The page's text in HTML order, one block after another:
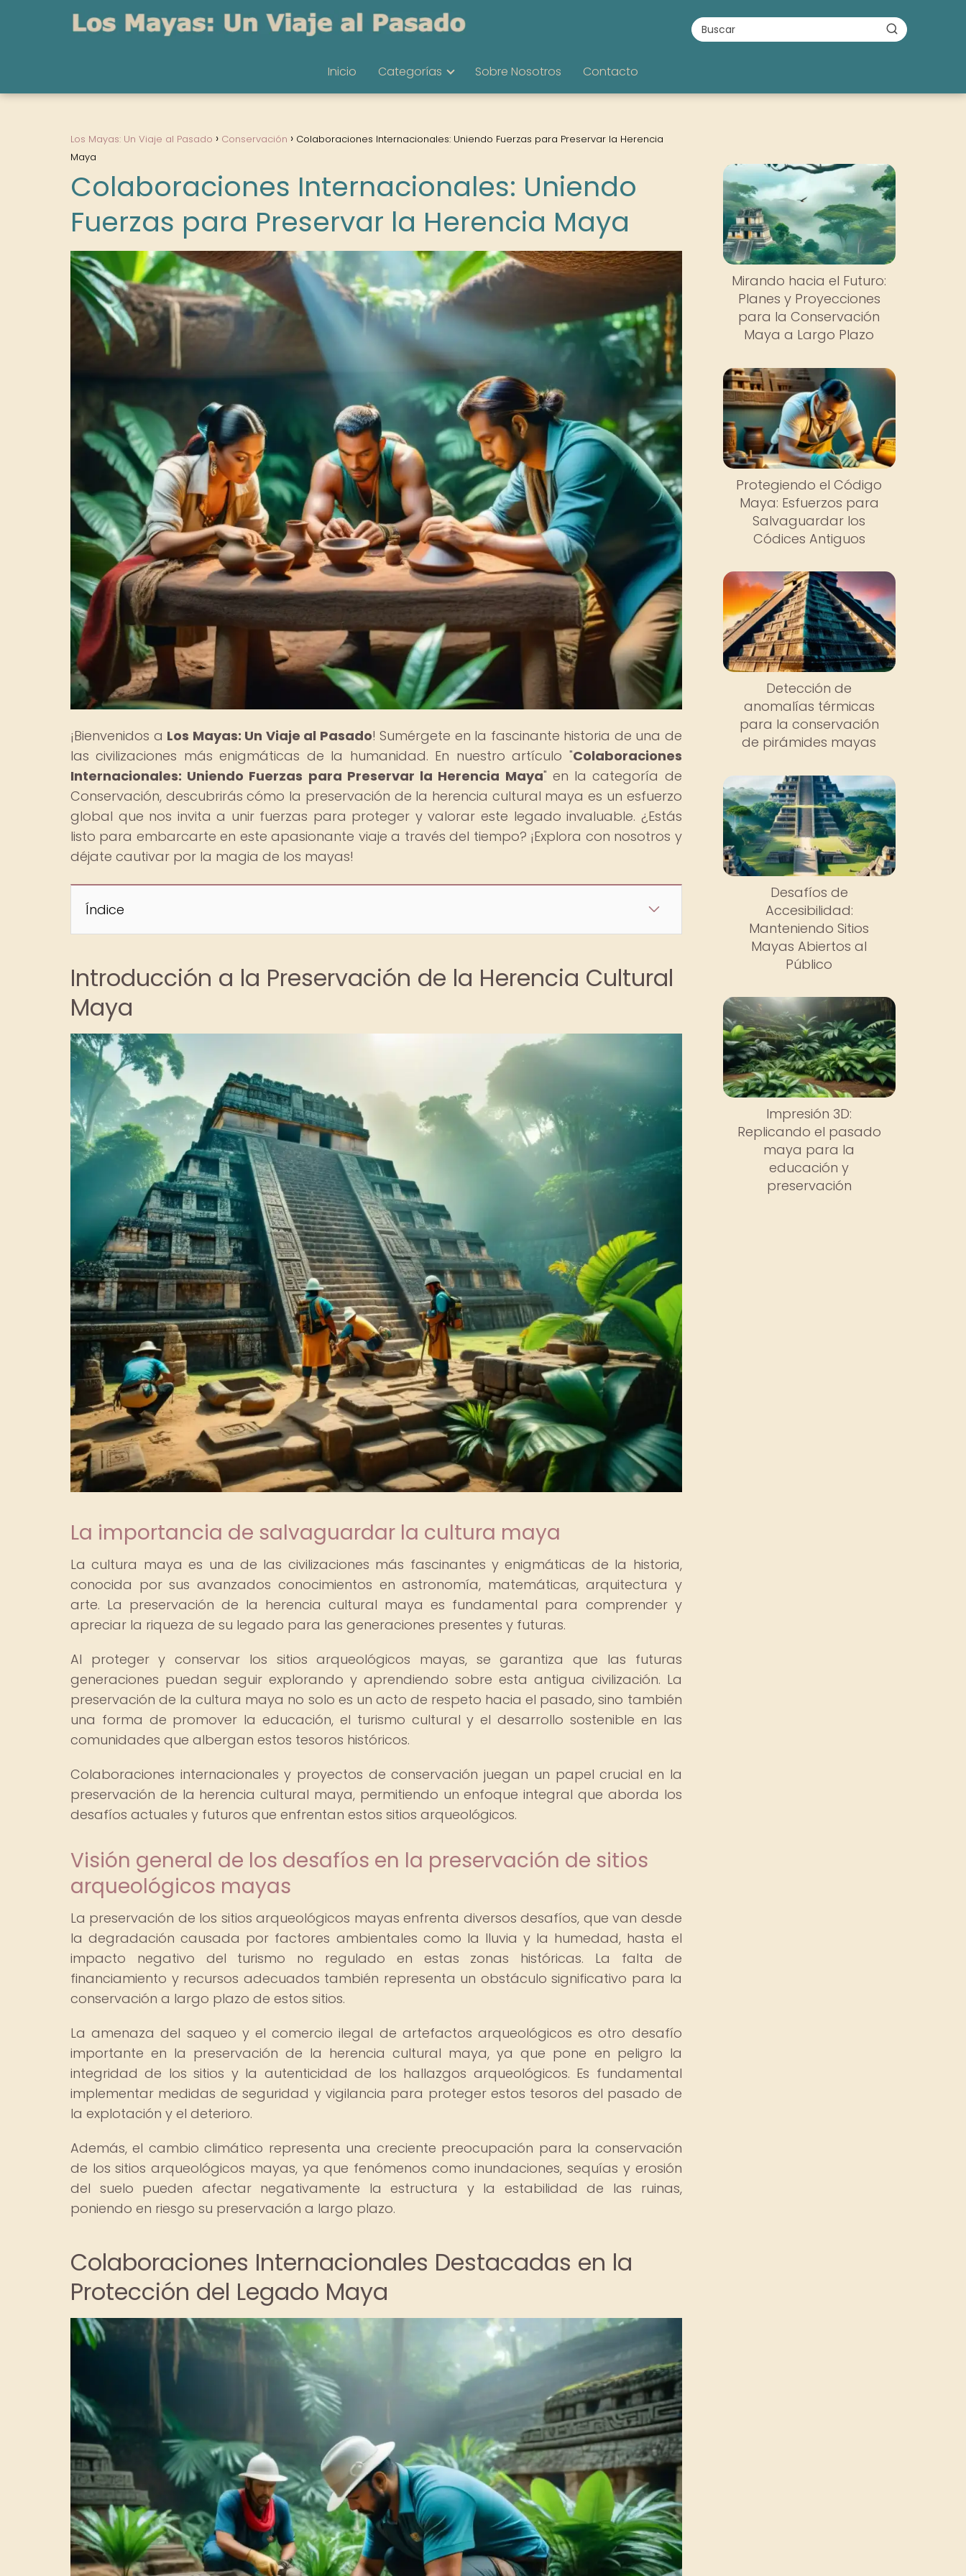
Inicio Categorías Sobre Nosotros Contacto
Los Mayas: Un Viaje al Pasado Conservación
Colaboraciones Internacionales: Uniendo Fuerzas para Preservar la Herencia
Maya
Colaboraciones Internacionales: Uniendo
Fuerzas para Preservar la Herencia Maya
¡Bienvenidos a Los Mayas: Un Viaje al Pasado! Sumérgete en la fascinante historia de una de
las civilizaciones más enigmáticas de la humanidad. En nuestro artículo "Colaboraciones
Internacionales: Uniendo Fuerzas para Preservar la Herencia Maya" en la categoría de
Conservación, descubrirás cómo la preservación de la herencia cultural maya es un esfuerzo
global que nos invita a unir fuerzas para proteger y valorar este legado invaluable. ¿Estás
listo para embarcarte en este apasionante viaje a través del tiempo? ¡Explora con nosotros y
déjate cautivar por la magia de los mayas!
Índice
Introducción a la Preservación de la Herencia Cultural
Maya
La importancia de salvaguardar la cultura maya
La cultura maya es una de las civilizaciones más fascinantes y enigmáticas de la historia,
conocida por sus avanzados conocimientos en astronomía, matemáticas, arquitectura y
arte. La preservación de la herencia cultural maya es fundamental para comprender y
apreciar la riqueza de su legado para las generaciones presentes y futuras.
Al proteger y conservar los sitios arqueológicos mayas, se garantiza que las futuras
generaciones puedan seguir explorando y aprendiendo sobre esta antigua civilización. La
preservación de la cultura maya no solo es un acto de respeto hacia el pasado, sino también
una forma de promover la educación, el turismo cultural y el desarrollo sostenible en las
comunidades que albergan estos tesoros históricos.
Colaboraciones internacionales y proyectos de conservación juegan un papel crucial en la
preservación de la herencia cultural maya, permitiendo un enfoque integral que aborda los
desafíos actuales y futuros que enfrentan estos sitios arqueológicos.
Visión general de los desafíos en la preservación de sitios
arqueológicos mayas
La preservación de los sitios arqueológicos mayas enfrenta diversos desafíos, que van desde
la degradación causada por factores ambientales como la lluvia y la humedad, hasta el
impacto negativo del turismo no regulado en estas zonas históricas. La falta de
financiamiento y recursos adecuados también representa un obstáculo significativo para la
conservación a largo plazo de estos sitios.
La amenaza del saqueo y el comercio ilegal de artefactos arqueológicos es otro desafío
importante en la preservación de la herencia cultural maya, ya que pone en peligro la
integridad de los sitios y la autenticidad de los hallazgos arqueológicos. Es fundamental
implementar medidas de seguridad y vigilancia para proteger estos tesoros del pasado de
la explotación y el deterioro.
Además, el cambio climático representa una creciente preocupación para la conservación
de los sitios arqueológicos mayas, ya que fenómenos como inundaciones, sequías y erosión
del suelo pueden afectar negativamente la estructura y la estabilidad de las ruinas,
poniendo en riesgo su preservación a largo plazo.
Colaboraciones Internacionales Destacadas en la
Protección del Legado Maya
Mirando hacia el Futuro:
Planes y Proyecciones
para la Conservación
Maya a Largo Plazo
Protegiendo el Código
Maya: Esfuerzos para
Salvaguardar los
Códices Antiguos
Detección de
anomalías térmicas
para la conservación
de pirámides mayas
Desafíos de
Accesibilidad:
Manteniendo Sitios
Mayas Abiertos al
Público
Impresión 3D:
Replicando el pasado
maya para la
educación y
preservación